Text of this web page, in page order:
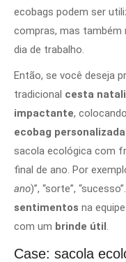
ecobags podem ser
compras, mas também
dia de trabalho.
Então, se você deseja
tradicional cesta
impactante,
ecobag personalizada
sacola ecológica com
final de ano. Por
ano)”, “sorte”,
sentimentos na
com um brinde útil
Case: sacola